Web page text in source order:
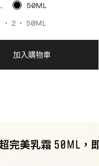
50ML
2 50ML
加入購物車